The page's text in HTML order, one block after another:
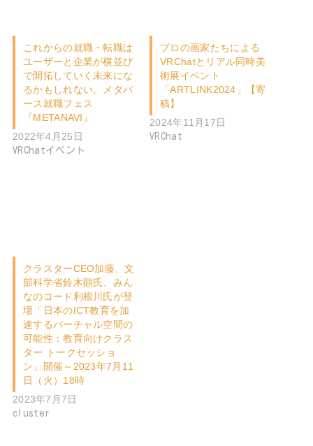
これからの就職・転職は
ユーザーと企業が横並び
で開拓していく未来にな
るかもしれない。メタバ
ース就職フェス
『METANAVI』
2022年4月25日
VRChatイベント
プロの画家たちによる
VRChatとリアル同時美
術展イベント
「ARTLINK2024」【寄
稿】
2024年11月17日
VRChat
クラスターCEO加藤、文
部科学省鈴木顕氏、みん
なのコード利根川氏が登
壇「日本のICT教育を加
速するバーチャル空間の
可能性：教育向けクラス
ター トークセッショ
ン」開催～2023年7月11
日（火）18時
2023年7月7日
cluster